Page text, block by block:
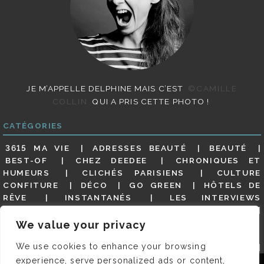
We value your privacy
We use cookies to enhance your browsing
experience, serve personalized ads or content,
JE M’APPELLE DELPHINE MAIS C’EST
©CAMILLE
COLLIN
QUI A PRIS CETTE PHOTO !
CATÉGORIES
3615 MA VIE ADRESSES BEAUTÉ
BEAUTÉ
BEST-OF
CHEZ DEEDEE
CHRONIQUES ET
HUMEURS
CLICHÉS PARISIENS
CULTURE
CONFITURE
DÉCO GO GREEN
HÔTELS DE
RÊVE
INSTANTANÉS
LES INTERVIEWS
MES ADRESSES
MODE NON CLASSÉ
GUIDE
PARIS EN PHOTOS
RESTAURANTS
REVUE DE PRESSE DÉTAILLÉE, SIOU PLAIT